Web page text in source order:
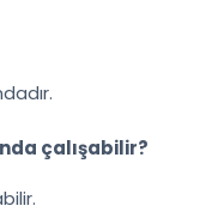
çalışabilir?